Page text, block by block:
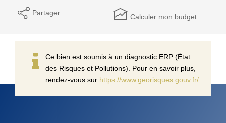
Partager Calculer mon budget
Ce bien est soumis à un diagnostic ERP (État
des Risques et Pollutions). Pour en savoir plus,
rendez-vous sur https://www.georisques.gouv.fr/